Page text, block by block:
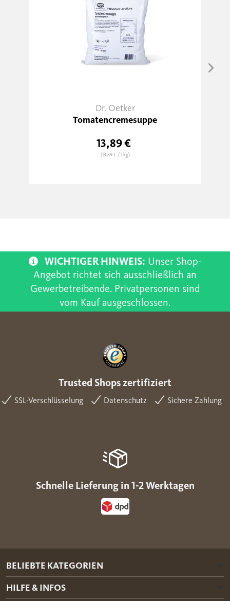
Dr. Oetker
Tomatencremesuppe
13,89 €
(13,89 €/ 1 kg)
WICHTIGER HINWEIS: Unser Shop-
Angebot richtet sich ausschließlich an
Gewerbetreibende. Privatpersonen sind
vom Kauf ausgeschlossen.
Trusted Shops zertifiziert
SSL-Verschlüsselung Datenschutz Sichere Zahlung
Schnelle Lieferung in 1-2 Werktagen
BELIEBTE KATEGORIEN
HILFE & INFOS